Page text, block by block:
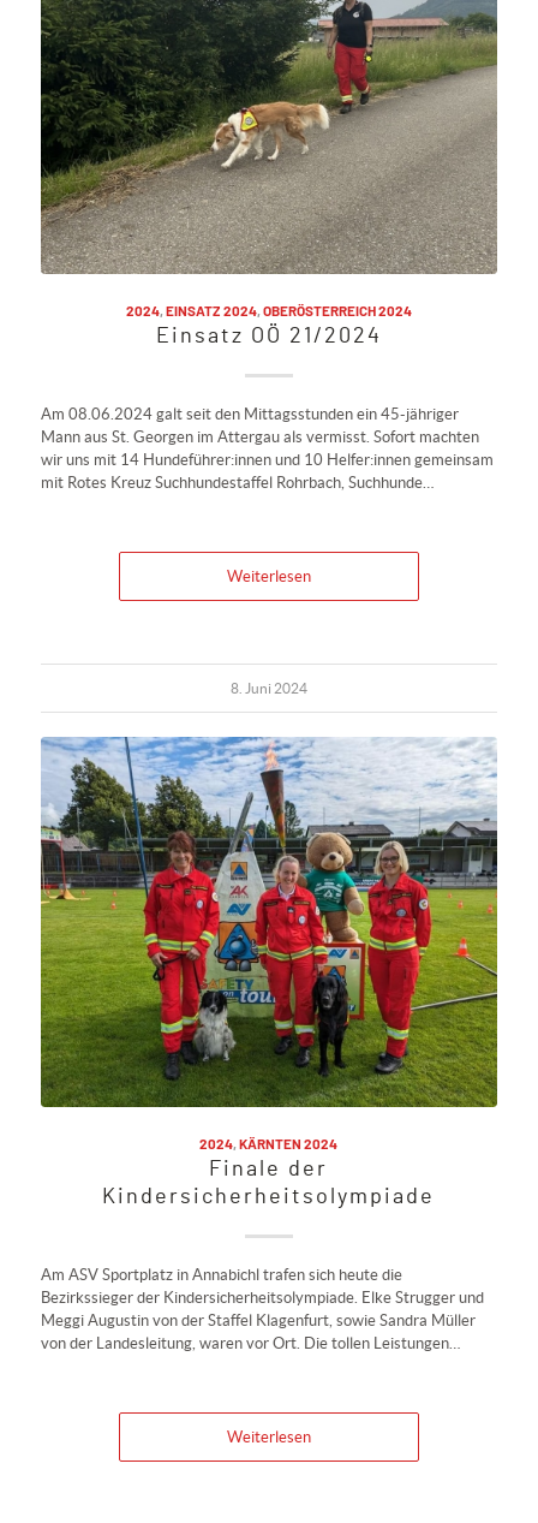
2024, EINSATZ 2024, OBERÖSTERREICH 2024
Einsatz OÖ 21/2024
Am 08.06.2024 galt seit den Mittagsstunden ein 45-jähriger
Mann aus St. Georgen im Attergau als vermisst. Sofort machten
wir uns mit 14 Hundeführer:innen und 10 Helfer:innen gemeinsam
mit Rotes Kreuz Suchhundestaffel Rohrbach, Suchhunde…
Weiterlesen
8. Juni 2024
2024 ,KÄRNTEN 2024
Finale der
Kindersicherheitsolympiade
Am ASV Sportplatz in Annabichl trafen sich heute die
Bezirkssieger der Kindersicherheitsolympiade. Elke Strugger und
Meggi Augustin von der Staffel Klagenfurt, sowie Sandra Müller
von der Landesleitung, waren vor Ort. Die tollen Leistungen…
Weiterlesen